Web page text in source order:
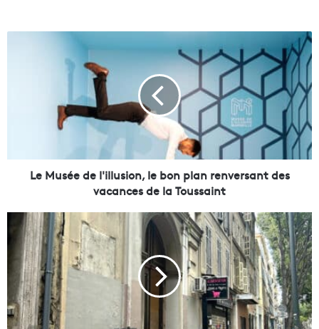
e
u
n
,
Le Musée de l'illusion, le bon plan renversant des
vacances de la Toussaint
M
a
e
i
l